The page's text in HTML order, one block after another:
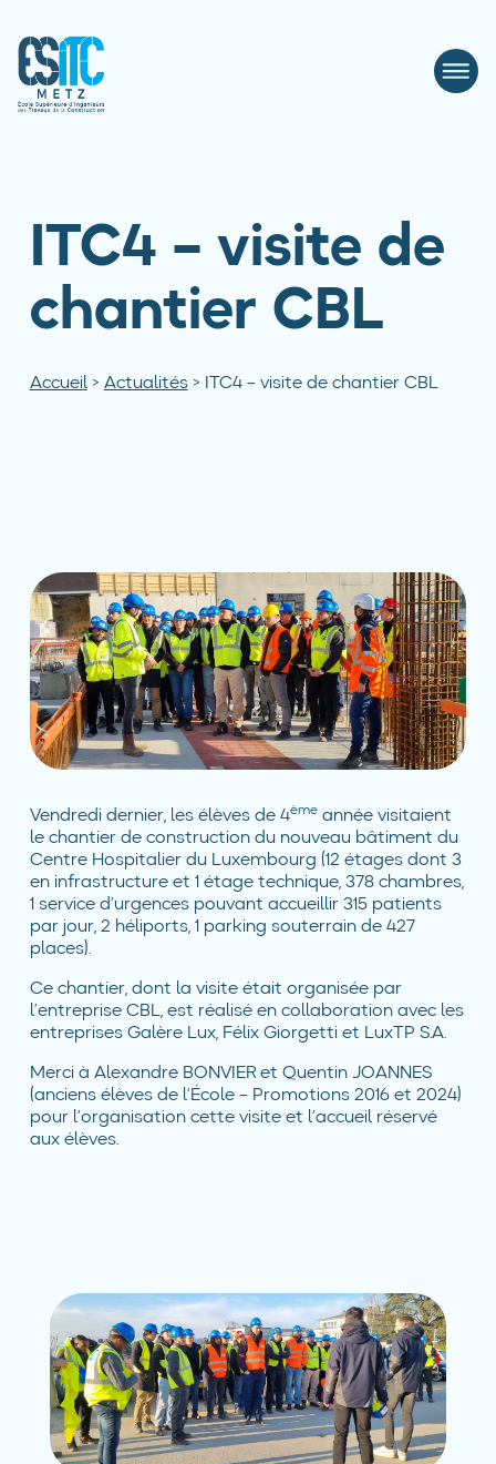
ITC4 – visite de
chantier CBL
Accueil> Actualités> ITC4 – visite de chantier CBL
Vendredi dernier, les élèves de 4èmeannée visitaient
le chantier de construction du nouveau bâtiment du
Centre Hospitalier du Luxembourg (12 étages dont 3
en infrastructure et 1 étage technique, 378 chambres,
1 service d’urgences pouvant accueillir 315 patients
par jour, 2 héliports, 1 parking souterrain de 427
places).
Ce chantier, dont la visite était organisée par
l’entreprise CBL, est réalisé en collaboration avec les
entreprises Galère Lux, Félix Giorgetti et LuxTP S.A.
Merci à Alexandre BONVIER et Quentin JOANNES
(anciens élèves de l’École – Promotions 2016 et 2024)
pour l’organisation cette visite et l’accueil réservé
aux élèves.